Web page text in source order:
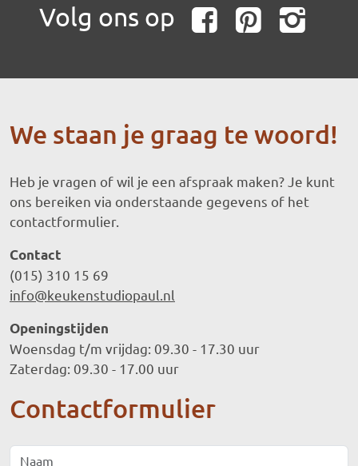
Volg ons op
We staan je graag te woord!
Heb je vragen of wil je een afspraak maken? Je kunt
ons bereiken via onderstaande gegevens of het
contactformulier.
Contact
(015) 310 15 69
info@keukenstudiopaul.nl
Openingstijden
Woensdag t/m vrijdag: 09.30 - 17.30 uur
Zaterdag: 09.30 - 17.00 uur
Contactformulier
Naam